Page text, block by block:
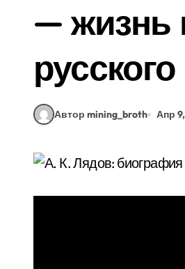
— жизнь
Автор mining_broth Апр